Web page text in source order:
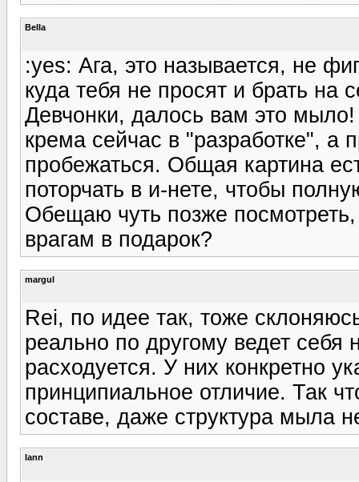
Bella
:yes: Ага, это называется, не
куда тебя не просят и брать на
Девчонки, далось вам это
крема сейчас в "разработке", а
пробежаться. Общая картина
поторчать в и-нете, чтобы
Обещаю чуть позже посмотреть,
врагам в подарок?
margul
Rei, по идее так, тоже
реально по другому ведет
расходуется. У них конкретно
принципиальное отличие. Так
составе, даже структура мыла
lann